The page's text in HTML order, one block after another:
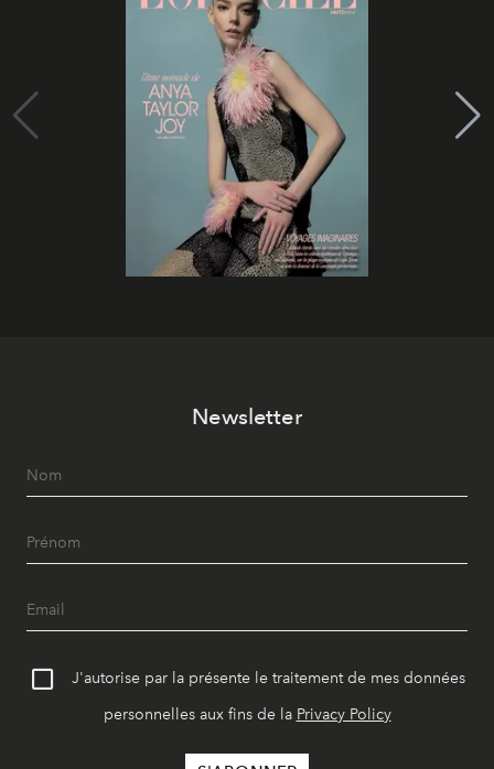
Newsletter
J'autorise par la présente le traitement de mes données
personnelles aux fins de la Privacy Policy